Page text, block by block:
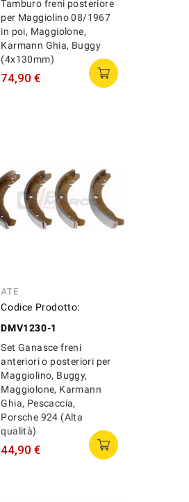
Tamburo freni posteriore
per Maggiolino 08/1967
in poi, Maggiolone,
Karmann Ghia, Buggy
(4x130mm)
74,90 €
ATE
Codice Prodotto:
DMV1230-1
Set Ganasce freni
anteriori o posteriori per
Maggiolino, Buggy,
Maggiolone, Karmann
Ghia, Pescaccia,
Porsche 924 (Alta
qualità)
44,90 €